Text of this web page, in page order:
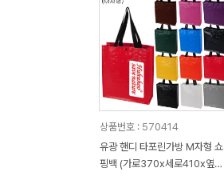
상품번호 : 570414
유광 핸디 타포린가방 M자형 쇼
핑백 (가로370x세로410x옆면